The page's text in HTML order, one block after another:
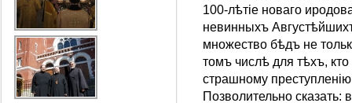
100-лѣтіе новаго
невинныхъ
множество бѣдъ не
томъ числѣ для тѣхъ,
страшному
Позволительно сказать: